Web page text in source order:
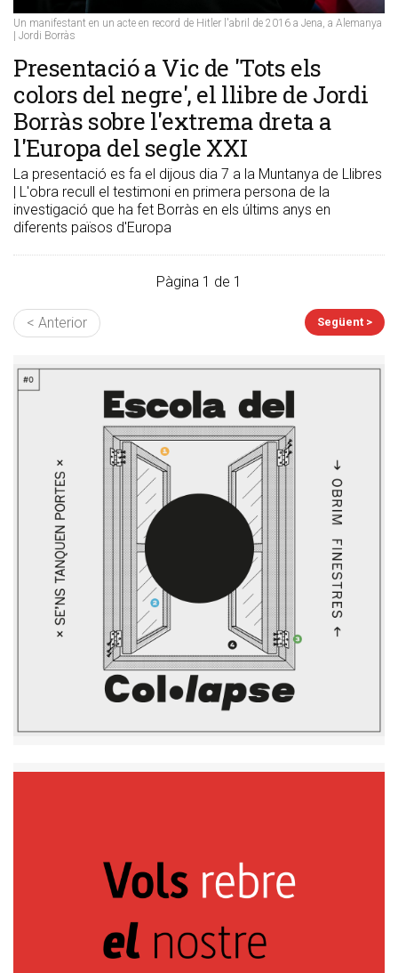
Un manifestant en un acte en record de Hitler l'abril de 2016 a Jena, a Alemanya
| Jordi Borràs
Presentació a Vic de 'Tots els
colors del negre', el llibre de Jordi
Borràs sobre l'extrema dreta a
l'Europa del segle XXI
La presentació es fa el dijous dia 7 a la Muntanya de Llibres
| L'obra recull el testimoni en primera persona de la
investigació que ha fet Borràs en els últims anys en
diferents països d'Europa
Pàgina 1 de 1
< Anterior Següent >